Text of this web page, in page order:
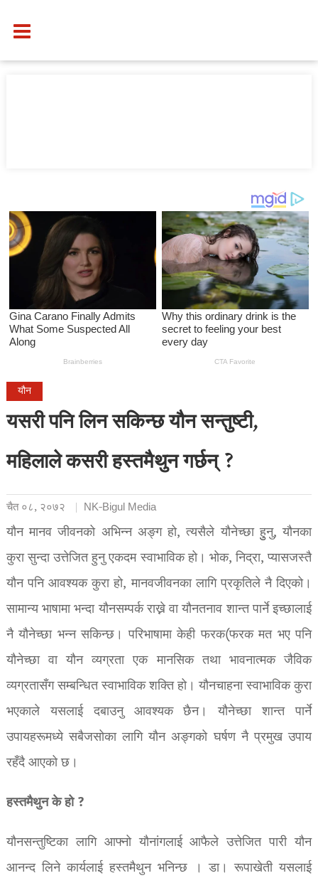
यौन
यसरी पनि लिन सकिन्छ यौन सन्तुष्टी,
महिलाले कसरी हस्तमैथुन गर्छन् ?
चैत ०८, २०७२ NK-Bigul Media
यौन मानव जीवनको अभिन्न अङ्ग हो, त्यसैले यौनेच्छा हुुनु, यौनका
कुरा सुन्दा उत्तेजित हुनु एकदम स्वाभाविक हो। भोक, निद्रा, प्यासजस्तै
यौन पनि आवश्यक कुरा हो, मानवजीवनका लागि प्रकृतिले नै दिएको।
सामान्य भाषामा भन्दा यौनसम्पर्क राख्ने वा यौनतनाव शान्त पार्ने इच्छालाई
नै यौनेच्छा भन्न सकिन्छ। परिभाषामा केही फरक(फरक मत भए पनि
यौनेच्छा वा यौन व्यग्रता एक मानसिक तथा भावनात्मक जैविक
व्यग्रतासँग सम्बन्धित स्वाभाविक शक्ति हो। यौनचाहना स्वाभाविक कुरा
भएकाले यसलाई दबाउनु आवश्यक छैन। यौनेच्छा शान्त पार्ने
उपायहरूमध्ये सबैजसोका लागि यौन अङ्गको घर्षण नै प्रमुख उपाय
रहँदै आएको छ।
हस्तमैथुन के हो ?
यौनसन्तुष्टिका लागि आफ्नो यौनांगलाई आफैले उत्तेजित पारी यौन
आनन्द लिने कार्यलाई हस्तमैथुन भनिन्छ । डा। रूपाखेती यसलाई